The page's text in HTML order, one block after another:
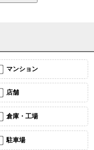
マンション
店舗
倉庫・工場
駐車場